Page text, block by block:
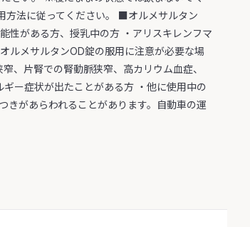
法に従ってください。 ■オルメサルタン
性がある方、授乳中の方 ・アリスキレンフマ
ルメサルタンOD錠の服用に注意が必要な場
、片腎での腎動脈狭窄、高カリウム血症、
ー症状が出たことがある方 ・他に使用中の
があらわれることがあります。自動車の運